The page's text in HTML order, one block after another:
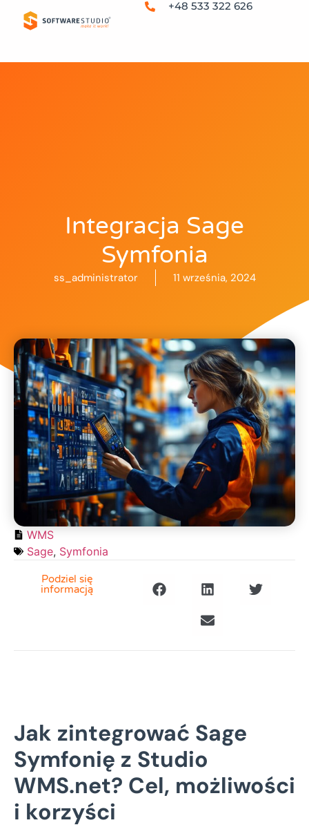
+48 533 322 626
Integracja Sage
Symfonia
ss_administrator 11 września, 2024
WMS
Sage, Symfonia
Podziel się
informacją
Jak zintegrować Sage
Symfonię z Studio
WMS.net? Cel, możliwości
i korzyści